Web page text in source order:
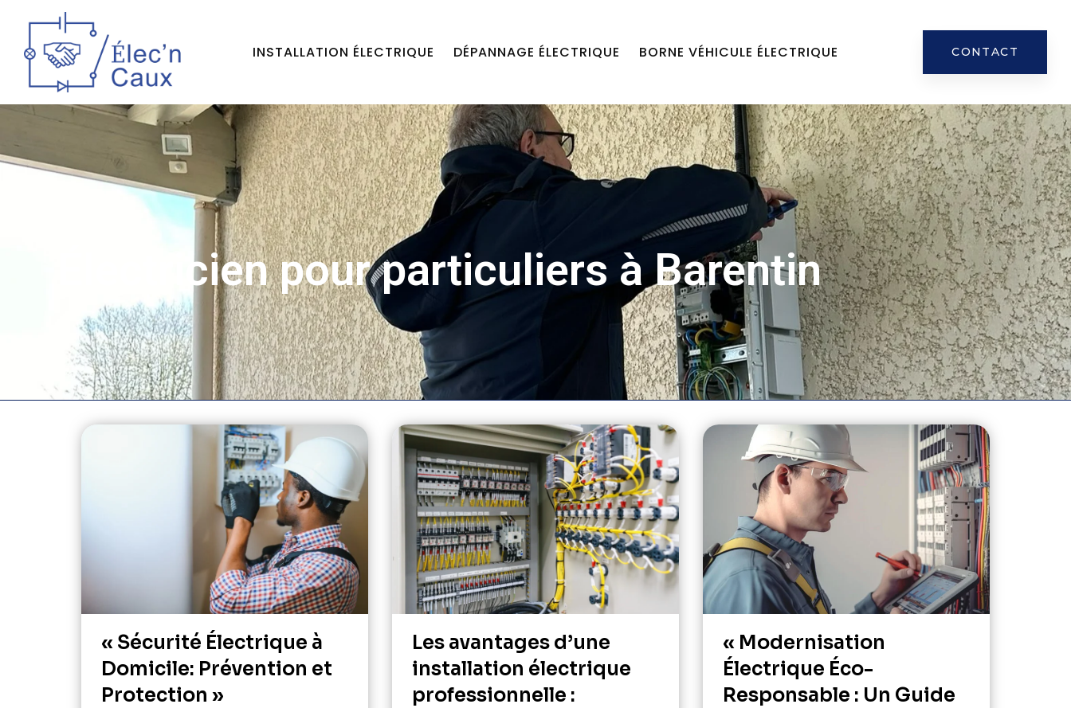
INSTALLATION ÉLECTRIQUE DÉPANNAGE ÉLECTRIQUE BORNE VÉHICULE ÉLECTRIQUE CONTACT
Électricien pour particuliers à Barentin
« Sécurité Électrique à
Domicile: Prévention et
Protection »
Les avantages d’une
installation électrique
professionnelle :
« Modernisation
Électrique Éco-
Responsable : Un Guide